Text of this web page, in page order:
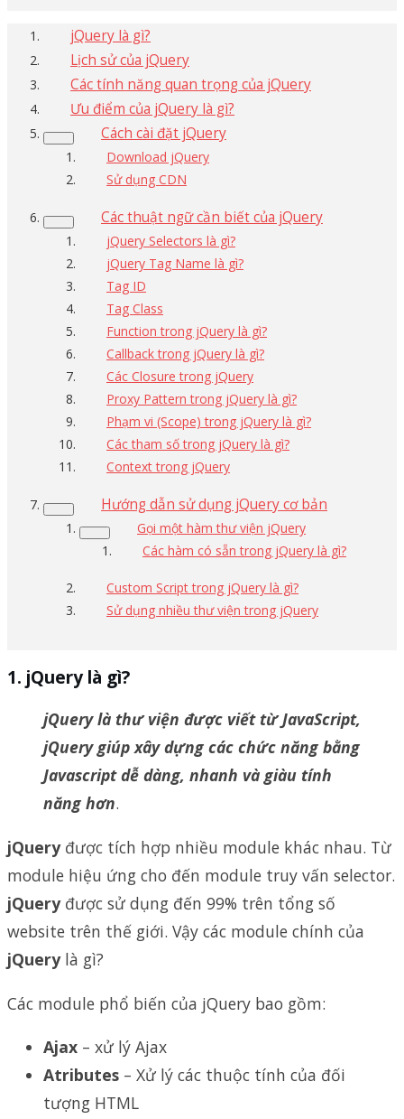
jQuery là gì?
Lịch sử của jQuery
Các tính năng quan trọng của jQuery
Ưu điểm của jQuery là gì?
Cách cài đặt jQuery
Download jQuery
Sử dụng CDN
Các thuật ngữ cần biết của jQuery
jQuery Selectors là gì?
jQuery Tag Name là gì?
Tag ID
Tag Class
Function trong jQuery là gì?
Callback trong jQuery là gì?
Các Closure trong jQuery
Proxy Pattern trong jQuery là gì?
Phạm vi (Scope) trong jQuery là gì?
Các tham số trong jQuery là gì?
Context trong jQuery
Hướng dẫn sử dụng jQuery cơ bản
Gọi một hàm thư viện jQuery
Các hàm có sẵn trong jQuery là gì?
Custom Script trong jQuery là gì?
Sử dụng nhiều thư viện trong jQuery
jQuery là gì?
jQuery là thư viện được viết từ JavaScript,
jQuery giúp xây dựng các chức năng bằng
Javascript dễ dàng, nhanh và giàu tính
năng hơn.
jQueryđược tích hợp nhiều module khác nhau. Từ
module hiệu ứng cho đến module truy vấn selector.
jQueryđược sử dụng đến 99% trên tổng số
website trên thế giới. Vậy các module chính của
jQuerylà gì?
Các module phổ biến của jQuery bao gồm:
Ajax – xử lý Ajax
Atributes – Xử lý các thuộc tính của đối
tượng HTML